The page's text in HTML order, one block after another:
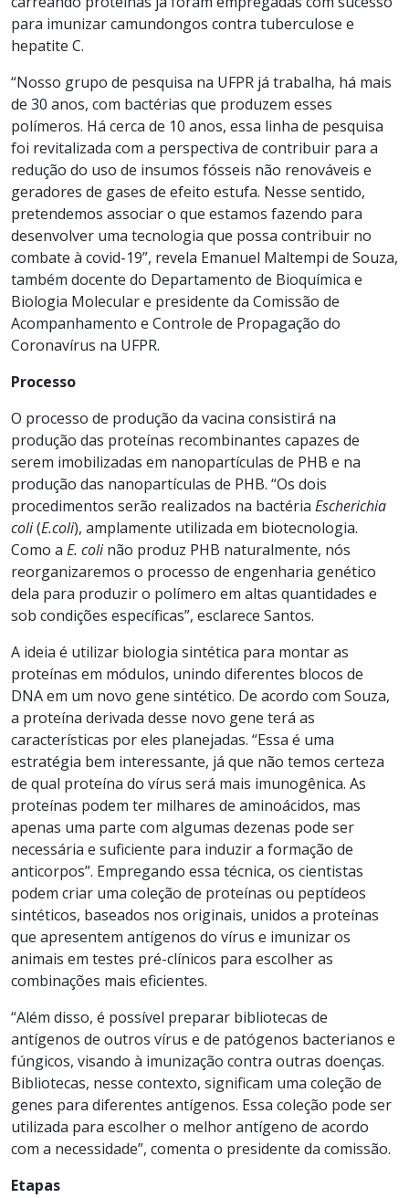
para imunizar camundongos contra tuberculose e
hepatite C.
“Nosso grupo de pesquisa na UFPR já trabalha, há mais
de 30 anos, com bactérias que produzem esses
polímeros. Há cerca de 10 anos, essa linha de pesquisa
foi revitalizada com a perspectiva de contribuir para a
redução do uso de insumos fósseis não renováveis e
geradores de gases de efeito estufa. Nesse sentido,
pretendemos associar o que estamos fazendo para
desenvolver uma tecnologia que possa contribuir no
combate à covid-19”, revela Emanuel Maltempi de Souza,
também docente do Departamento de Bioquímica e
Biologia Molecular e presidente da Comissão de
Acompanhamento e Controle de Propagação do
Coronavírus na UFPR.
Processo
O processo de produção da vacina consistirá na
produção das proteínas recombinantes capazes de
serem imobilizadas em nanopartículas de PHB e na
produção das nanopartículas de PHB. “Os dois
procedimentos serão realizados na bactéria Escherichia
coli(E.coli), amplamente utilizada em biotecnologia.
Como a E. colinão produz PHB naturalmente, nós
reorganizaremos o processo de engenharia genético
dela para produzir o polímero em altas quantidades e
sob condições específicas”, esclarece Santos.
A ideia é utilizar biologia sintética para montar as
proteínas em módulos, unindo diferentes blocos de
DNA em um novo gene sintético. De acordo com Souza,
a proteína derivada desse novo gene terá as
características por eles planejadas. “Essa é uma
estratégia bem interessante, já que não temos certeza
de qual proteína do vírus será mais imunogênica. As
proteínas podem ter milhares de aminoácidos, mas
apenas uma parte com algumas dezenas pode ser
necessária e suficiente para induzir a formação de
anticorpos”. Empregando essa técnica, os cientistas
podem criar uma coleção de proteínas ou peptídeos
sintéticos, baseados nos originais, unidos a proteínas
que apresentem antígenos do vírus e imunizar os
animais em testes pré-clínicos para escolher as
combinações mais eficientes.
“Além disso, é possível preparar bibliotecas de
antígenos de outros vírus e de patógenos bacterianos e
fúngicos, visando à imunização contra outras doenças.
Bibliotecas, nesse contexto, significam uma coleção de
genes para diferentes antígenos. Essa coleção pode ser
utilizada para escolher o melhor antígeno de acordo
com a necessidade”, comenta o presidente da comissão.
Etapas